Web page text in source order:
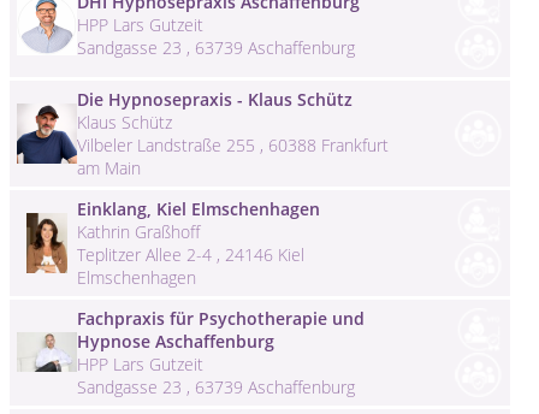
HPP Lars Gutzeit
Sandgasse 23 , 63739 Aschaffenburg
Die Hypnosepraxis - Klaus Schütz
Klaus Schütz
Vilbeler Landstraße 255 , 60388 Frankfurt
am Main
Einklang, Kiel Elmschenhagen
Kathrin Graßhoff
Teplitzer Allee 2-4 , 24146 Kiel
Elmschenhagen
Fachpraxis für Psychotherapie und
Hypnose Aschaffenburg
HPP Lars Gutzeit
Sandgasse 23 , 63739 Aschaffenburg